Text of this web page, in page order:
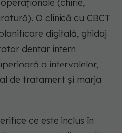
(chirie,
O clinică cu CBCT
digitală, ghidaj
dentar intern
a intervalelor,
de tratament și marja
ce este inclus în